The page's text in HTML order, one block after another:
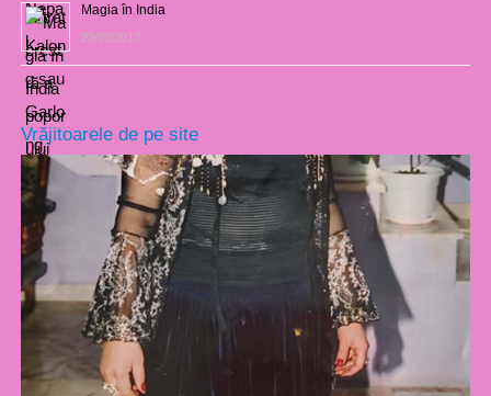
Magia în India
23/02/2017
Vrăjitoarele de pe site